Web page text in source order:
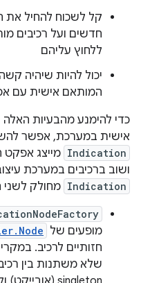
קל לשכוח להחיל את
חדשים ועל רכיבים
ללחוץ עליהם
יכול להיות שיהיה
המותאם אישית עם
כדי להימנע מהבעיות
אישית במערכת, אפשר
Indication מייצג
ושוב ברכיבים במערכת
Indication מחולק לשני
מופעים של
חזותיים לרכיב.
שלא משתנות בין